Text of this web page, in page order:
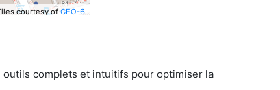
courtesy of GEO-6
outils complets et intuitifs pour optimiser la